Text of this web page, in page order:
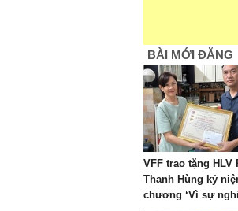
BÀI MỚI ĐĂNG
VFF trao tặng HLV
Thanh Hùng kỷ
chương ‘Vì sự